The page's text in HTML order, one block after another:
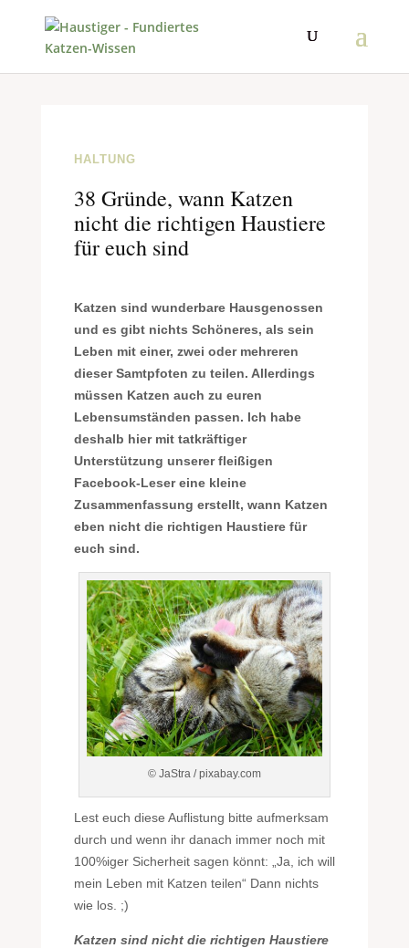
HALTUNG
38 Gründe, wann Katzen
nicht die richtigen Haustiere
für euch sind
Katzen sind wunderbare Hausgenossen
und es gibt nichts Schöneres, als sein
Leben mit einer, zwei oder mehreren
dieser Samtpfoten zu teilen. Allerdings
müssen Katzen auch zu euren
Lebensumständen passen. Ich habe
deshalb hier mit tatkräftiger
Unterstützung unserer fleißigen
Facebook-Leser eine kleine
Zusammenfassung erstellt, wann Katzen
eben nicht die richtigen Haustiere für
euch sind.
© JaStra / pixabay.com
Lest euch diese Auflistung bitte aufmerksam
durch und wenn ihr danach immer noch mit
100%iger Sicherheit sagen könnt: „Ja, ich will
mein Leben mit Katzen teilen“ Dann nichts
wie los. ;)
Katzen sind nicht die richtigen Haustiere